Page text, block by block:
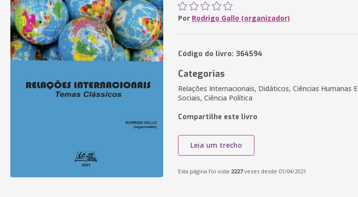
Por Rodrigo Gallo (organizador)
Código do livro: 364594
Categorias
Relações Internacionais, Didáticos, Ciências Humanas E
Sociais, Ciência Política
Compartilhe este livro
Leia um trecho
Esta página foi vista 2227vezes desde 01/04/2021